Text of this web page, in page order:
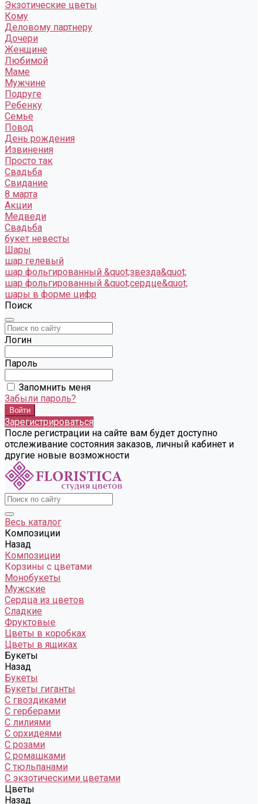
Экзотические цветы
Кому
Деловому партнеру
Дочери
Женщине
Любимой
Маме
Мужчине
Подруге
Ребенку
Семье
Повод
День рождения
Извинения
Просто так
Свадьба
Свидание
8 марта
Акции
Медведи
Свадьба
букет невесты
Шары
шар гелевый
шар фольгированный &quot;звезда&quot;
шар фольгированный &quot;сердце&quot;
шары в форме цифр
Поиск
Логин
Пароль
Запомнить меня
Забыли пароль?
Зарегистрироваться
После регистрации на сайте вам будет доступно
отслеживание состояния заказов, личный кабинет и
другие новые возможности
Весь каталог
Композиции
Назад
Композиции
Корзины с цветами
Монобукеты
Мужские
Сердца из цветов
Сладкие
Фруктовые
Цветы в коробках
Цветы в ящиках
Букеты
Назад
Букеты
Букеты гиганты
С гвоздиками
С герберами
С лилиями
С орхидеями
С розами
С ромашками
С тюльпанами
С экзотическими цветами
Цветы
Назад